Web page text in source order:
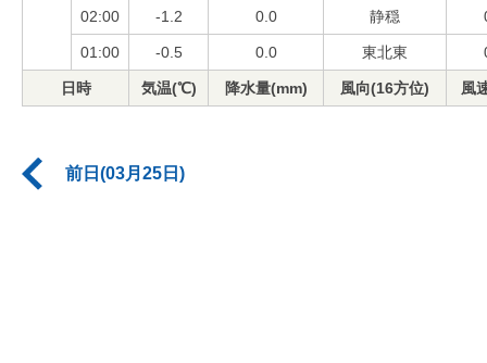
02:00 -1.2 0.0 静穏
01:00 -0.5 0.0 東北東
日時 気温(℃) 降水量(mm) 風向(16方位) 風
前日(03月25日)